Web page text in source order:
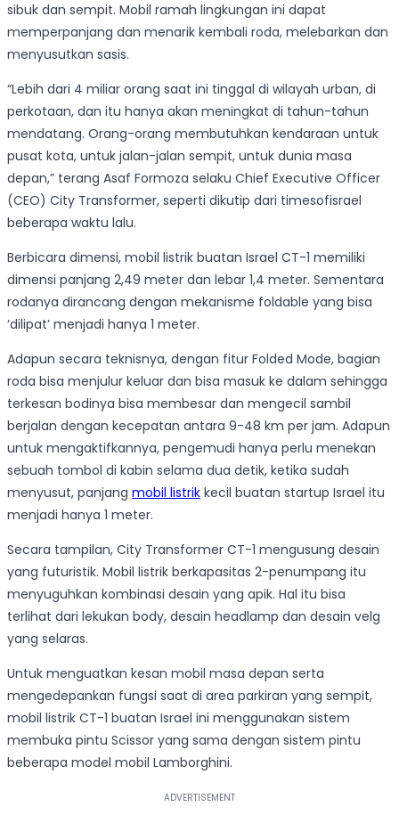
sibuk dan sempit. Mobil ramah lingkungan ini dapat
memperpanjang dan menarik kembali roda, melebarkan dan
menyusutkan sasis.
“Lebih dari 4 miliar orang saat ini tinggal di wilayah urban, di
perkotaan, dan itu hanya akan meningkat di tahun-tahun
mendatang. Orang-orang membutuhkan kendaraan untuk
pusat kota, untuk jalan-jalan sempit, untuk dunia masa
depan,” terang Asaf Formoza selaku Chief Executive Officer
(CEO) City Transformer, seperti dikutip dari timesofisrael
beberapa waktu lalu.
Berbicara dimensi, mobil listrik buatan Israel CT-1 memiliki
dimensi panjang 2,49 meter dan lebar 1,4 meter. Sementara
rodanya dirancang dengan mekanisme foldable yang bisa
‘dilipat’ menjadi hanya 1 meter.
Adapun secara teknisnya, dengan fitur Folded Mode, bagian
roda bisa menjulur keluar dan bisa masuk ke dalam sehingga
terkesan bodinya bisa membesar dan mengecil sambil
berjalan dengan kecepatan antara 9-48 km per jam. Adapun
untuk mengaktifkannya, pengemudi hanya perlu menekan
sebuah tombol di kabin selama dua detik, ketika sudah
menyusut, panjang mobil listrik kecil buatan startup Israel itu
menjadi hanya 1 meter.
Secara tampilan, City Transformer CT-1 mengusung desain
yang futuristik. Mobil listrik berkapasitas 2-penumpang itu
menyuguhkan kombinasi desain yang apik. Hal itu bisa
terlihat dari lekukan body, desain headlamp dan desain velg
yang selaras.
Untuk menguatkan kesan mobil masa depan serta
mengedepankan fungsi saat di area parkiran yang sempit,
mobil listrik CT-1 buatan Israel ini menggunakan sistem
membuka pintu Scissor yang sama dengan sistem pintu
beberapa model mobil Lamborghini.